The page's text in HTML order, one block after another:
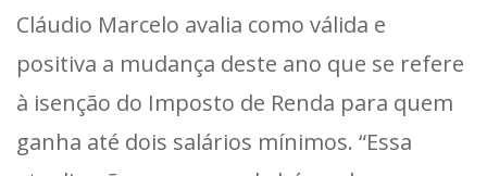
Cláudio Marcelo avalia como válida e
positiva a mudança deste ano que se refere
à isenção do Imposto de Renda para quem
ganha até dois salários mínimos. “Essa